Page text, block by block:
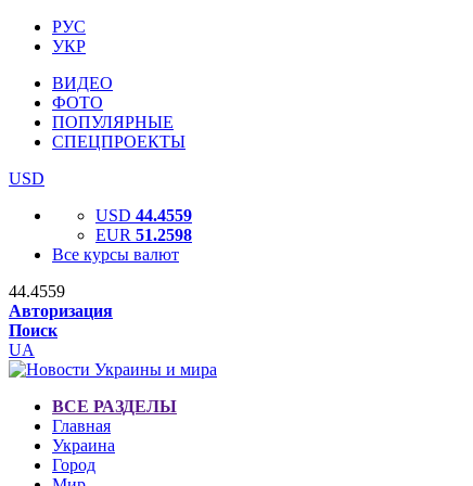
РУС
УКР
ВИДЕО
ФОТО
ПОПУЛЯРНЫЕ
СПЕЦПРОЕКТЫ
USD
USD 44.4559
EUR 51.2598
Все курсы валют
44.4559
Авторизация
Поиск
UA
ВСЕ РАЗДЕЛЫ
Главная
Украина
Город